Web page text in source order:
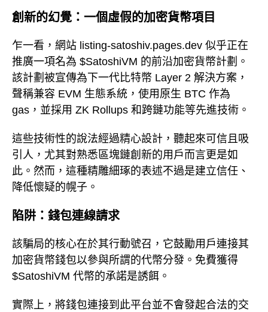
創新的幻覺：一個虛假的加密貨幣項目
乍一看，網站 listing-satoshiv.pages.dev 似乎正在
推廣一項名為 $SatoshiVM 的前沿加密貨幣計劃。
該計劃被宣傳為下一代比特幣 Layer 2 解決方案，
聲稱兼容 EVM 生態系統，使用原生 BTC 作為
gas，並採用 ZK Rollups 和跨鏈功能等先進技術。
這些技術性的說法經過精心設計，聽起來可信且吸
引人，尤其對熟悉區塊鏈創新的用戶而言更是如
此。然而，這種精雕細琢的表述不過是建立信任、
降低懷疑的幌子。
陷阱：錢包連線請求
該騙局的核心在於其行動號召，它鼓勵用戶連接其
加密貨幣錢包以參與所謂的代幣分發。免費獲得
$SatoshiVM 代幣的承諾是誘餌。
實際上，將錢包連接到此平台並不會發起合法的交